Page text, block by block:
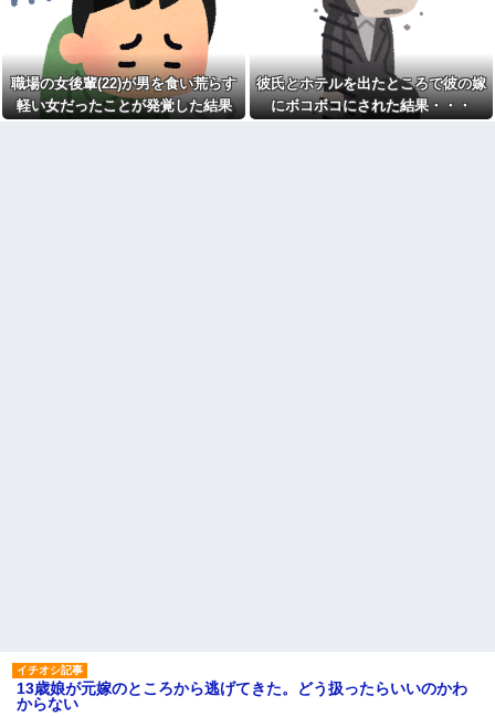
ボットはデタラメで遠隔操作し
てるだけ」
【画像】森高千里(55) 「ミニ
スカートはとてもムリよ若い子
には負けるわ」←ワイらにはブ
ッ刺さりまくってしまうw w w
w w w
のお茶？」彼「ちっ！」私「」
【GIF】JSのカンチョーワロ
タ
不明のコトメ子を引き合いに出
した私。トメ「米軍の血筋
よ！」私「〇〇じゃないです
か」←得体の知れない～はお前
（コトメ）のところだろｗ
【衝撃】秋田県の超エリート
幹部、オンライン会見に「バス
職場の女後輩(22)が男を食い荒らす
軽い女だったことが発覚した結果
彼氏とホテルを出たところで彼の嫁
にボコボコにされた結果・・・
13歳娘が元嫁のところから逃げてきた。どう扱ったらいいのかわ
からない